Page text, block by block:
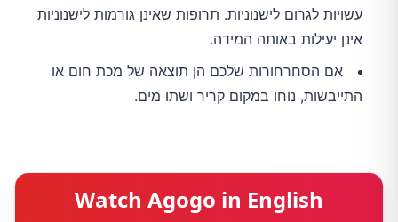
עשויות לגרום לישנוניות. תרופות שאינן גורמות לישנוניות
אינן יעילות באותה המידה.
אם הסחרחורות שלכם הן תוצאה של מכת חום או
התייבשות, נוחו במקום קריר ושתו מים.
Watch Agogo in English